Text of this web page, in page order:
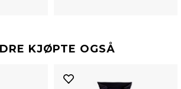
KJØPTE OGSÅ